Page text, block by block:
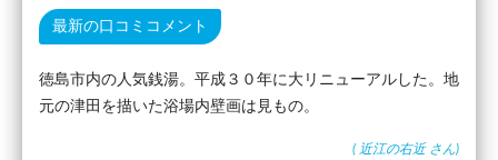
最新の口コミコメント
徳島市内の人気銭湯。平成３０年に大リニューアルした。地
元の津田を描いた浴場内壁画は見もの。
( 近江の右近 さん)